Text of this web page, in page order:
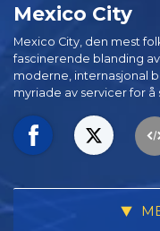
Mexico City
Mexico City, den mest
fascinerende blanding
moderne, internasjonal
myriade av servicer for